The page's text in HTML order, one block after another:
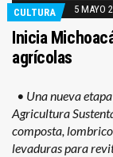
CULTURA 5 MAYO
Inicia
agrícolas
• Una nueva
Agricultura
composta,
levaduras para